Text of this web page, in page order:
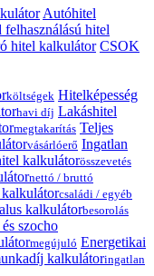
Autóhitel
felhasználású hitel
hitel kalkulátor CSOK
költségek Hitelképesség
havi díj Lakáshitel
megtakarítás Teljes
vásárlóerő Ingatlan
kalkulátorösszevetés
nettó / bruttó
családi / egyéb
kalkulátorbesorolás
szocho
megújuló Energetikai
kalkulátoringatlan